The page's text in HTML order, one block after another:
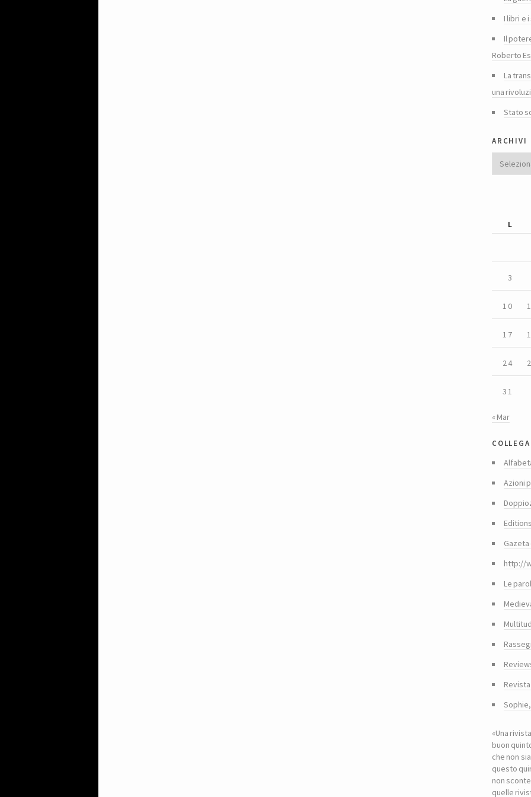
I libri e
Il
Roberto
La
una
Stato
archivi
L
3
10
17
24
31
« Mar
Azioni
http://
Le
«Una
buon
che non
questo
non
quelle